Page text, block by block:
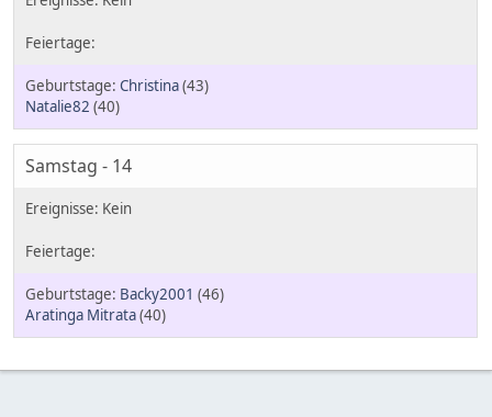
Christina(43)
Natalie82 (40)
Samstag - 14
Backy2001 (46)
Aratinga Mitrata(40)